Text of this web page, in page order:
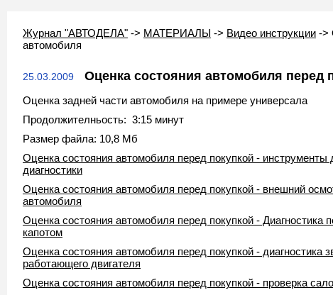
Журнал "АВТОДЕЛА" -> МАТЕРИАЛЫ -> Видео инструкции ->
автомобиля
25.03.2009 Оценка состояния автомобиля перед
Оценка задней части автомобиля на примере универсала
Продолжителньость: 3:15 минут
Размер файла: 10,8 Мб
Оценка состояния автомобиля перед покупкой - инструменты
диагностики
Оценка состояния автомобиля перед покупкой - внешний
автомобиля
Оценка состояния автомобиля перед покупкой - Диагностика
капотом
Оценка состояния автомобиля перед покупкой - диагностика
работающего двигателя
Оценка состояния автомобиля перед покупкой - проверка